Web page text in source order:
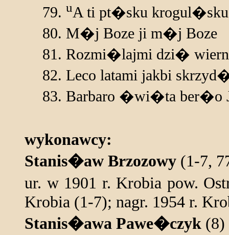
uA ti pt�sku krogul�sku
M�j Boze ji m�j Boze
Rozmi�lajmi dzi�
Leco latami jakbi
Barbaro �wi�ta ber�o
wykonawcy:
Stanis�aw Brzozowy (1-7,
ur. w 1901 r. Krobia pow.
Krobia (1-7); nagr. 1954 r.
Stanis�awa Pawe�czyk (8)